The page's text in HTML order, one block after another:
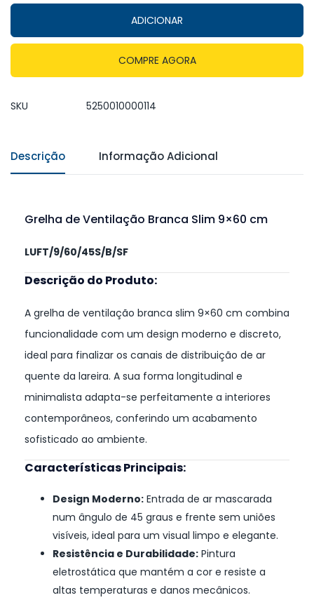
ADICIONAR
COMPRE AGORA
SKU 5250010000114
Descrição Informação Adicional
Grelha de Ventilação Branca Slim 9×60 cm
LUFT/9/60/45S/B/SF
Descrição do Produto:
A grelha de ventilação branca slim 9×60 cm combina
funcionalidade com um design moderno e discreto,
ideal para finalizar os canais de distribuição de ar
quente da lareira. A sua forma longitudinal e
minimalista adapta-se perfeitamente a interiores
contemporâneos, conferindo um acabamento
sofisticado ao ambiente.
Características Principais:
Design Moderno: Entrada de ar mascarada
num ângulo de 45 graus e frente sem uniões
visíveis, ideal para um visual limpo e elegante.
Resistência e Durabilidade: Pintura
eletrostática que mantém a cor e resiste a
altas temperaturas e danos mecânicos.